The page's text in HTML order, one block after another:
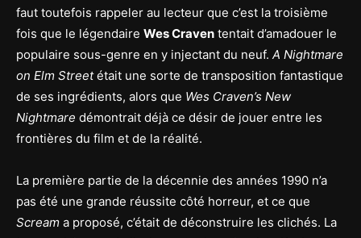
faut toutefois rappeler au lecteur que c’est la troisième
fois que le légendaire Wes Craven tentait d’amadouer le
populaire sous-genre en y injectant du neuf. A Nightmare
on Elm Streetétait une sorte de transposition fantastique
de ses ingrédients, alors que Wes Craven’s New
Nightmare démontrait déjà ce désir de jouer entre les
frontières du film et de la réalité.
La première partie de la décennie des années 1990 n’a
pas été une grande réussite côté horreur, et ce que
Scream a proposé, c’était de déconstruire les clichés. La